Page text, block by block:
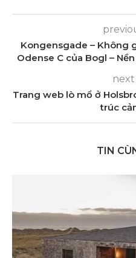
Kongensgade – Không
Odense C của Bogl –
Trang web lò mổ ở
trúc
TIN